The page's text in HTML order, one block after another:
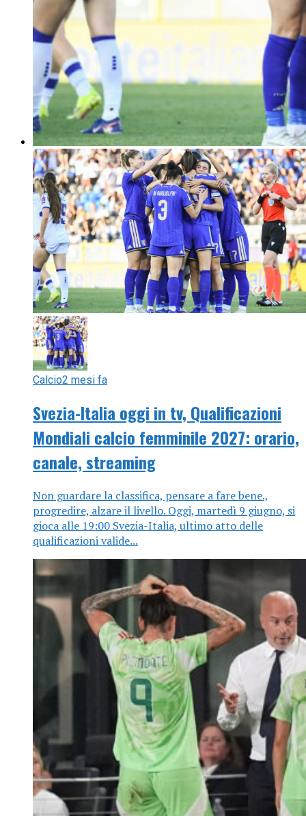
Calcio2 mesi fa
Svezia-Italia oggi in tv, Qualificazioni
Mondiali calcio femminile 2027: orario,
canale, streaming
Non guardare la classifica, pensare a fare bene.,
progredire, alzare il livello. Oggi, martedì 9 giugno, si
gioca alle 19:00 Svezia-Italia, ultimo atto delle
qualificazioni valide...